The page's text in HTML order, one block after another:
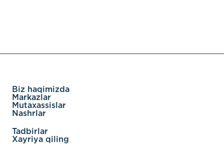
Biz haqimizda
Markazlar
Mutaxassislar
Nashrlar
Tadbirlar
Xayriya qiling